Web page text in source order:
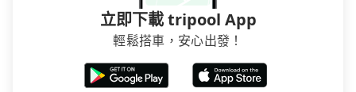
立即下載 tripool App
輕鬆搭車，安心出發！